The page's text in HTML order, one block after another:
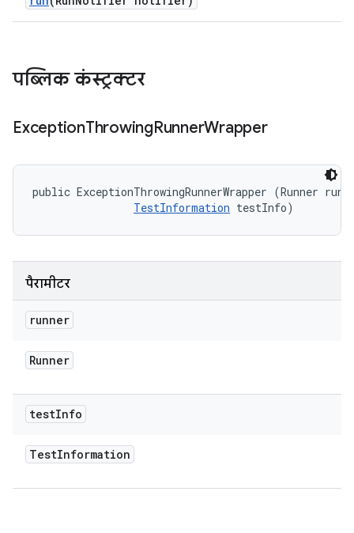
पब्लिक कंस्ट्रक्टर
ExceptionThrowingRunnerWrapper
public ExceptionThrowingRunnerWrapper (Runner
TestInformation testInfo)
पैरामीटर
runner
Runner
testInfo
TestInformation